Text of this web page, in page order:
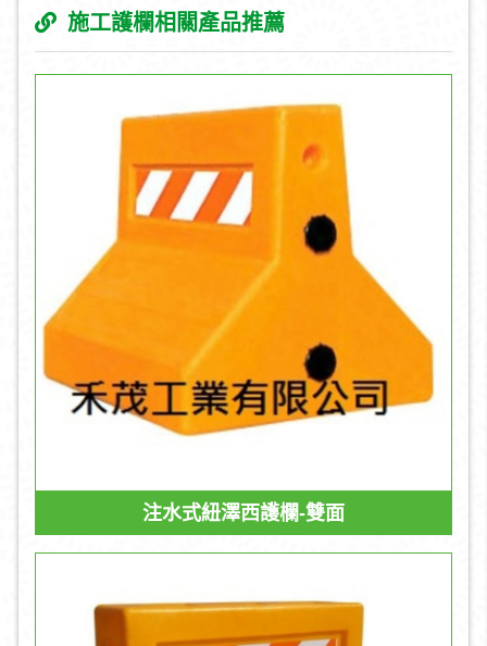
施工護欄相關產品推薦
注水式紐澤西護欄-雙面